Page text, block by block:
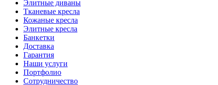
Элитные диваны
Тканевые кресла
Кожаные кресла
Элитные кресла
Банкетки
Доставка
Гарантия
Наши услуги
Портфолио
Сотрудничество